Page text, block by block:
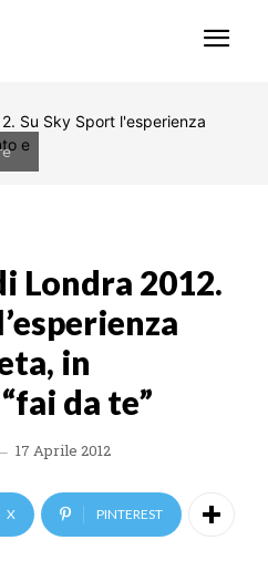
Londra 2012.
in
da te”
17 Aprile 2012
X PINTEREST